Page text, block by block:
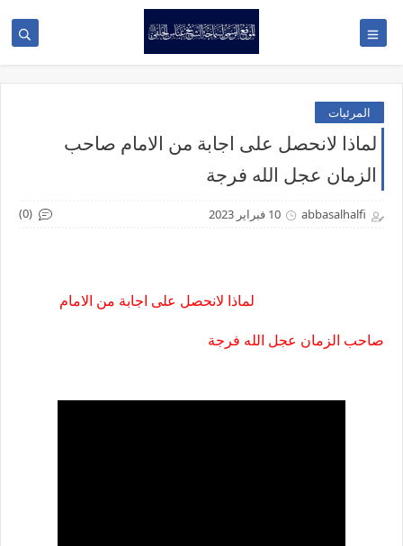
المرئيات
لماذا لانحصل على اجابة من الامام صاحب
الزمان عجل الله فرجة
abbasalhalfi 10 فبراير 2023 (0)
لماذا لانحصل على اجابة من الامام
صاحب الزمان عجل الله فرجة